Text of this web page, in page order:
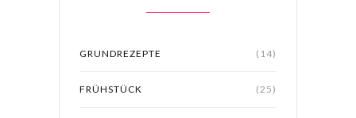
GRUNDREZEPTE (14)
FRÜHSTÜCK (25)